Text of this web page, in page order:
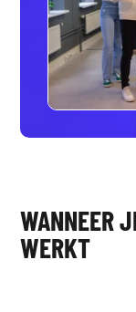
WANNEER
WERKT